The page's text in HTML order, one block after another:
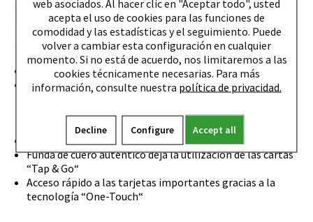
Diseñado y hecho en Alemania
Espacio para 12 cartas de plástico (Estuche de aluminio:
plana/ Funda de cuero auténtico: hasta 7 tarjetas,
billetes, recibos y tarjetas de contacto)
El estuche de aluminio da seguridad al RFID
Funda de cuero auténtico deja la utilización de las cartas
“Tap & Go“
Acceso rápido a las tarjetas importantes gracias a la
tecnología “One-Touch“
web asociados. Al hacer clic en "Aceptar todo", usted
acepta el uso de cookies para las funciones de
comodidad y las estadísticas y el seguimiento. Puede
volver a cambiar esta configuración en cualquier
momento. Si no está de acuerdo, nos limitaremos a las
cookies técnicamente necesarias. Para más
información, consulte nuestra política de privacidad.
Decline Configure Accept all